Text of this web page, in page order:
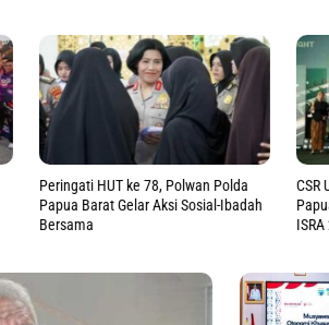
CSR Unggulan Pertamina Patra Niaga
Papua Maluku Borong 5 Penghargaan
ISRA 2026
Tak